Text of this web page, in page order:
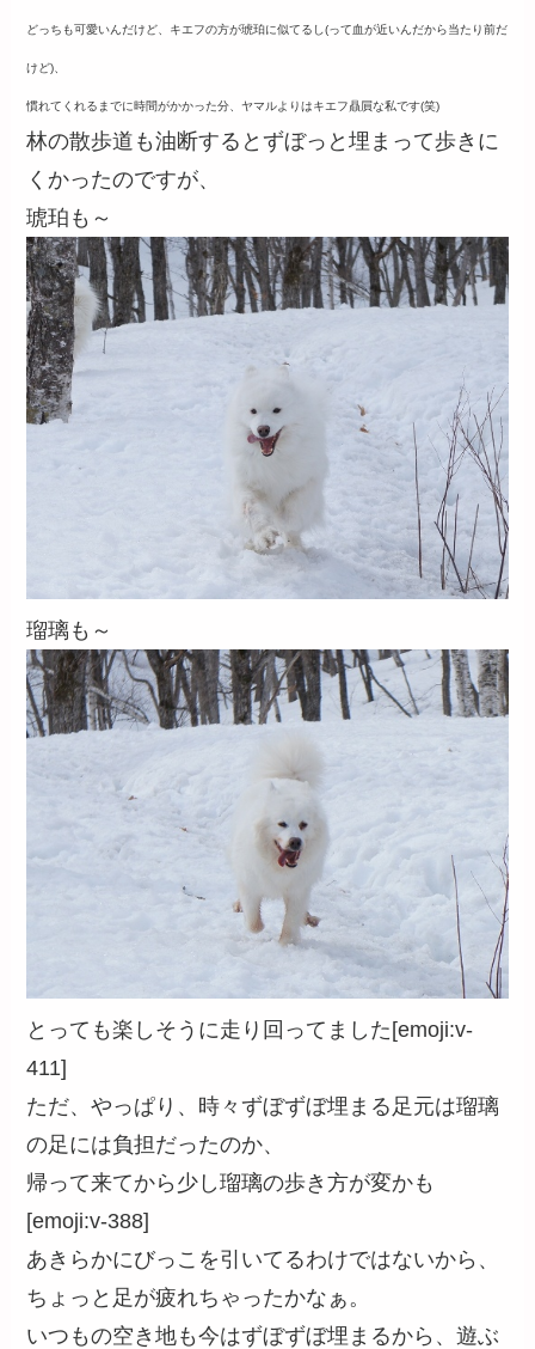
どっちも可愛いんだけど、キエフの方が琥珀に似てるし(って血が近いんだから当たり前だ
けど)、
慣れてくれるまでに時間がかかった分、ヤマルよりはキエフ贔屓な私です(笑)
林の散歩道も油断するとずぼっと埋まって歩きに
くかったのですが、
琥珀も～
瑠璃も～
とっても楽しそうに走り回ってました[emoji:v-
411]
ただ、やっぱり、時々ずぼずぼ埋まる足元は瑠璃
の足には負担だったのか、
帰って来てから少し瑠璃の歩き方が変かも
[emoji:v-388]
あきらかにびっこを引いてるわけではないから、
ちょっと足が疲れちゃったかなぁ。
いつもの空き地も今はずぼずぼ埋まるから、遊ぶ